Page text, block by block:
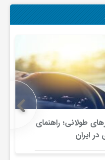
رزرو بهترین هتل های